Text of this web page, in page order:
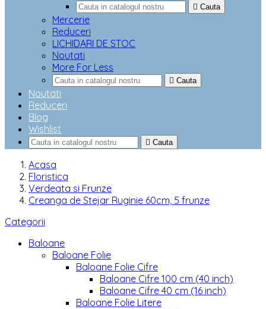
 Cauta
Mercerie
Reduceri
LICHIDARI DE STOC
Noutati
More For Less
 Cauta
Noutati
Reduceri
Blog
Wishlist
 Cauta
Acasa
Floristica
Verdeata si Frunze
Creanga de Stejar Ruginie 60cm, 5 frunze
Categorii
Baloane
Baloane Folie
Baloane Folie Cifre
Baloane Cifre 100 cm (40 inch)
Baloane Cifre 40 cm (16 inch)
Baloane Folie Litere